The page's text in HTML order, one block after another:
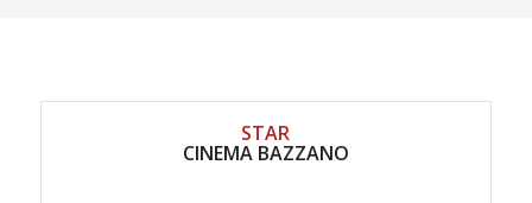
STAR
CINEMA BAZZANO